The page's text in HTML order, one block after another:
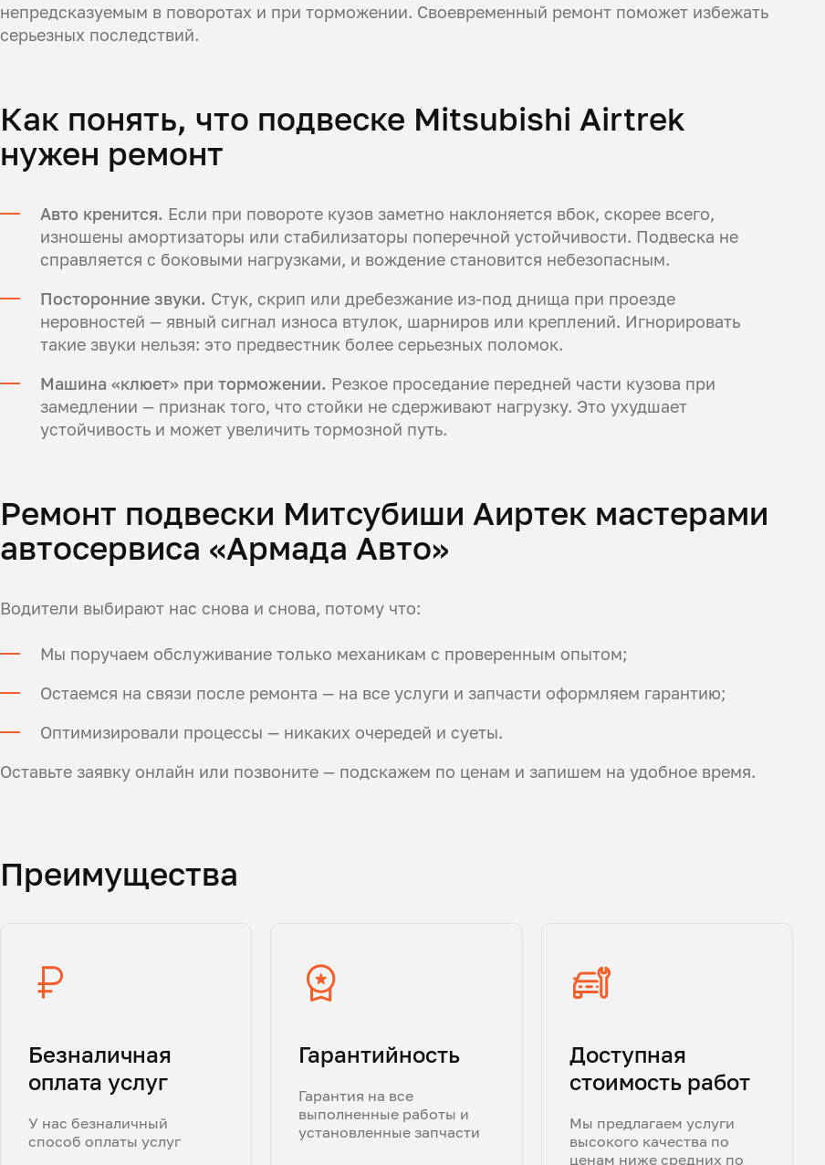
непредсказуемым в поворотах и при торможении. Своевременный ремонт поможет избежать
серьезных последствий.
Как понять, что подвеске Mitsubishi Airtrek
нужен ремонт
Авто кренится. Если при повороте кузов заметно наклоняется вбок, скорее всего,
изношены амортизаторы или стабилизаторы поперечной устойчивости. Подвеска не
справляется с боковыми нагрузками, и вождение становится небезопасным.
Посторонние звуки. Стук, скрип или дребезжание из-под днища при проезде
неровностей — явный сигнал износа втулок, шарниров или креплений. Игнорировать
такие звуки нельзя: это предвестник более серьезных поломок.
Машина «клюет» при торможении. Резкое проседание передней части кузова при
замедлении — признак того, что стойки не сдерживают нагрузку. Это ухудшает
устойчивость и может увеличить тормозной путь.
Ремонт подвески Митсубиши Аиртек мастерами
автосервиса «Армада Авто»
Водители выбирают нас снова и снова, потому что:
Мы поручаем обслуживание только механикам с проверенным опытом;
Остаемся на связи после ремонта — на все услуги и запчасти оформляем гарантию;
Оптимизировали процессы — никаких очередей и суеты.
Оставьте заявку онлайн или позвоните — подскажем по ценам и запишем на удобное время.
Преимущества
Безналичная
оплата услуг
У нас безналичный
способ оплаты услуг
Гарантийность
Гарантия на все
выполненные работы и
установленные запчасти
Доступная
стоимость работ
Мы предлагаем услуги
высокого качества по
ценам ниже средних по